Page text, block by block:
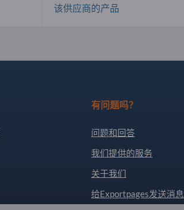
该供应商的产品
有问题吗？
问题和回答
我们提供的服务
关于我们
给Exportpages发送消息